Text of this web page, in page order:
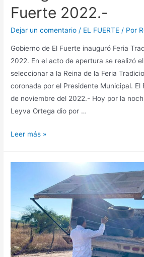
Fuerte 2022.-
Dejar un comentario / EL FUERTE / Por
Gobierno de El Fuerte inauguró Feria
2022. En el acto de apertura se realizó
seleccionar a la Reina de la Feria
coronada por el Presidente Municipal. El
de noviembre del 2022.- Hoy por la
Leyva Ortega dio por …
Leer más »